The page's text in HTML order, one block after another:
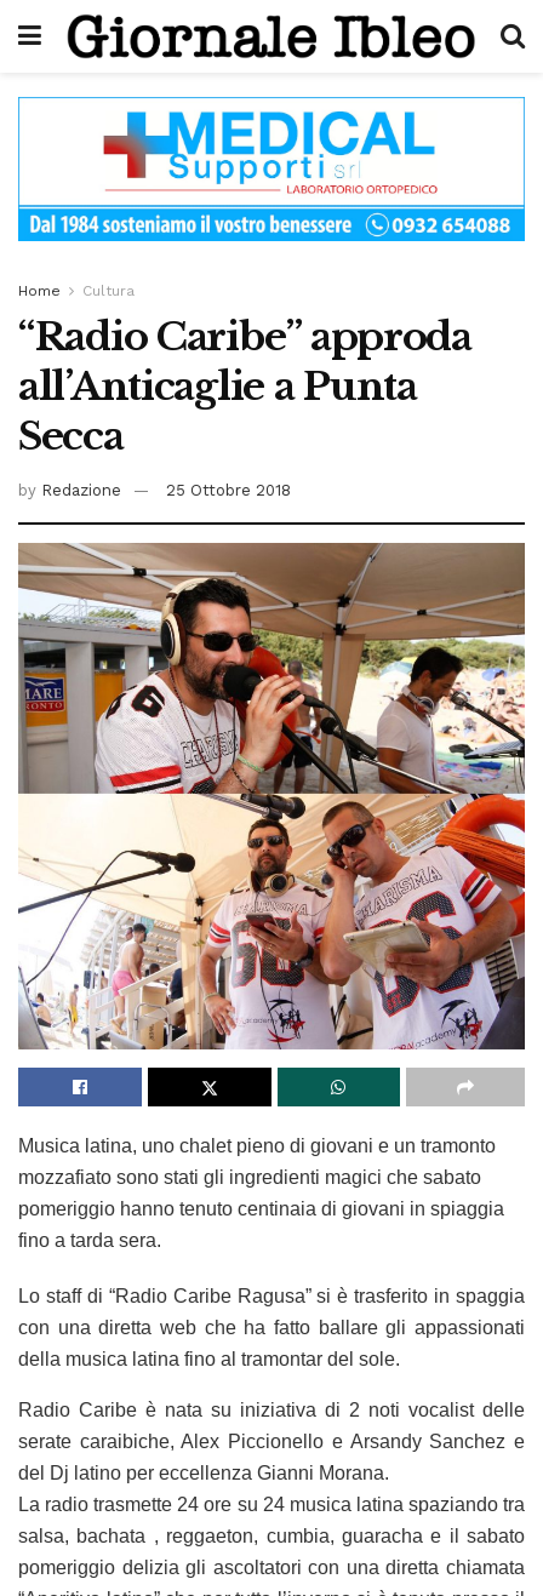
Home Cultura
“Radio Caribe” approda
all’Anticaglie a Punta
Secca
by Redazione 25 Ottobre 2018
Musica latina, uno chalet pieno di giovani e un tramonto
mozzafiato sono stati gli ingredienti magici che sabato
pomeriggio hanno tenuto centinaia di giovani in spiaggia
fino a tarda sera.
Lo staff di “Radio Caribe Ragusa” si è trasferito in spaggia
con una diretta web che ha fatto ballare gli appassionati
della musica latina fino al tramontar del sole.
Radio Caribe è nata su iniziativa di 2 noti vocalist delle
serate caraibiche, Alex Piccionello e Arsandy Sanchez e
del Dj latino per eccellenza Gianni Morana.
La radio trasmette 24 ore su 24 musica latina spaziando tra
salsa, bachata , reggaeton, cumbia, guaracha e il sabato
pomeriggio delizia gli ascoltatori con una diretta chiamata